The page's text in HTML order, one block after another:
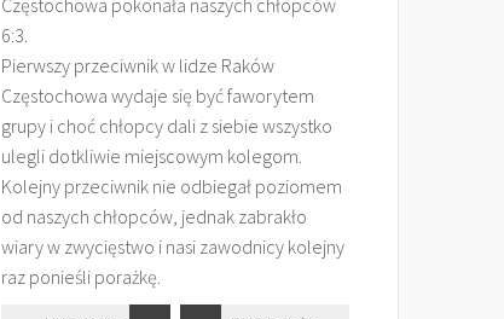
Częstochowa pokonała naszych chłopców
6:3.
Pierwszy przeciwnik w lidze Raków
Częstochowa wydaje się być faworytem
grupy i choć chłopcy dali z siebie wszystko
ulegli dotkliwie miejscowym kolegom.
Kolejny przeciwnik nie odbiegał poziomem
od naszych chłopców, jednak zabrakło
wiary w zwycięstwo i nasi zawodnicy kolejny
raz ponieśli porażkę.